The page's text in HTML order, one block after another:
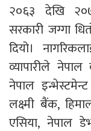
२०६३ देखि
सरकारी जग्गा
दियो।
व्यापारीले
नेपाल
लक्ष्मी बैंक,
एसिया, नेपाल